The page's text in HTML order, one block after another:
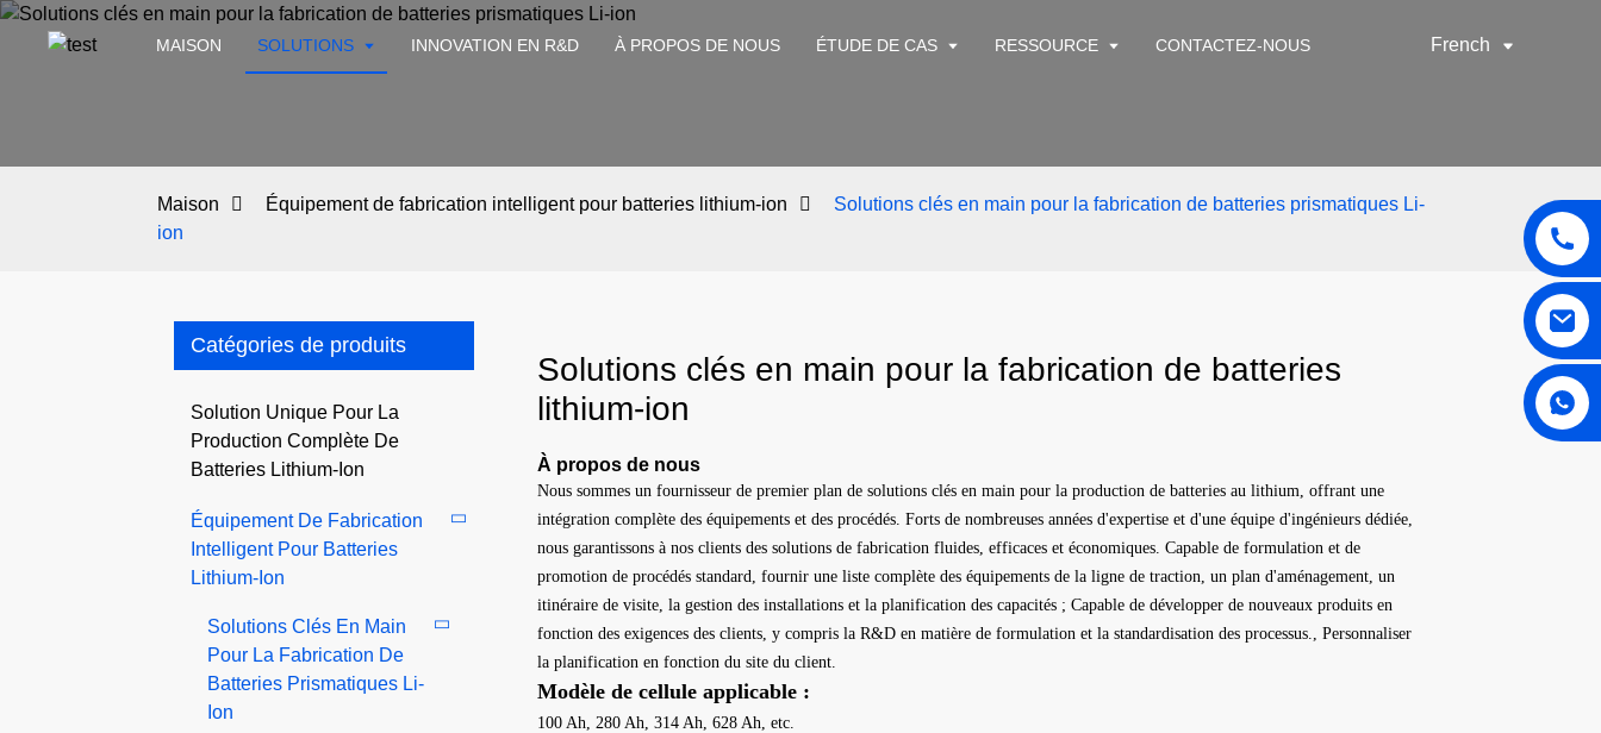
MAISON SOLUTIONS INNOVATION EN R&D À PROPOS DE NOUS ÉTUDE DE CAS RESSOURCE CONTACTEZ-NOUS French
Maison Équipement de fabrication intelligent pour batteries lithium-ion
Solutions clés en main pour la fabrication de batteries prismatiques Li-
ion
Catégories de produits
Solution Unique Pour La
Production Complète De
Batteries Lithium-Ion
Équipement De Fabrication
Intelligent Pour Batteries
Lithium-Ion
Solutions Clés En Main
Pour La Fabrication De
Batteries Prismatiques Li-
Ion
Solutions clés en main pour la fabrication de batteries
lithium-ion
À propos de nous
Nous sommes un fournisseur de premier plan de solutions clés en main pour la production de batteries au lithium, offrant une
intégration complète des équipements et des procédés. Forts de nombreuses années d'expertise et d'une équipe d'ingénieurs dédiée,
nous garantissons à nos clients des solutions de fabrication fluides, efficaces et économiques. Capable de formulation et de
promotion de procédés standard, fournir une liste complète des équipements de la ligne de traction, un plan d'aménagement, un
itinéraire de visite, la gestion des installations et la planification des capacités ; Capable de développer de nouveaux produits en
fonction des exigences des clients, y compris la R&D en matière de formulation et la standardisation des processus., Personnaliser
la planification en fonction du site du client.
Modèle de cellule applicable :
100 Ah, 280 Ah, 314 Ah, 628 Ah, etc.